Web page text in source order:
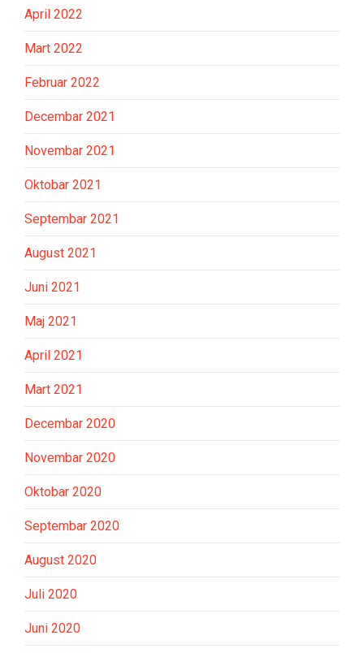
April 2022
Mart 2022
Februar 2022
Decembar 2021
Novembar 2021
Oktobar 2021
Septembar 2021
August 2021
Juni 2021
Maj 2021
April 2021
Mart 2021
Decembar 2020
Novembar 2020
Oktobar 2020
Septembar 2020
August 2020
Juli 2020
Juni 2020